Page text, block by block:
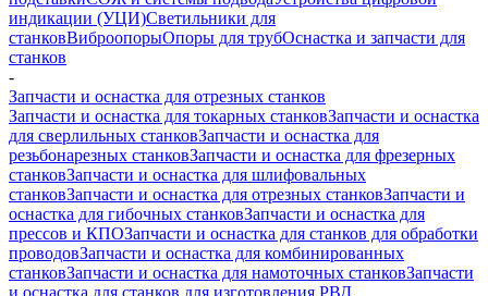
индикации (УЦИ)Светильники для
станковВиброопорыОпоры для трубОснастка и запчасти для
станков
-
Запчасти и оснастка для отрезных станков
Запчасти и оснастка для токарных станковЗапчасти и оснастка
для сверлильных станковЗапчасти и оснастка для
резьбонарезных станковЗапчасти и оснастка для фрезерных
станковЗапчасти и оснастка для шлифовальных
станковЗапчасти и оснастка для отрезных станковЗапчасти и
оснастка для гибочных станковЗапчасти и оснастка для
прессов и КПОЗапчасти и оснастка для станков для обработки
проводовЗапчасти и оснастка для комбинированных
станковЗапчасти и оснастка для намоточных станковЗапчасти
и оснастка для станков для изготовления РВД